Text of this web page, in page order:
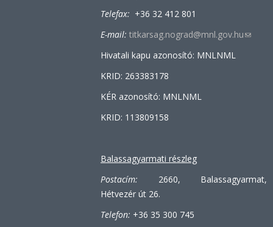
Telefax: +36 32 412 801
E-mail: titkarsag.nograd@mnl.gov.hu(link
Hivatali kapu azonosító: MNLNML
KRID: 263383178
KÉR azonosító: MNLNML
KRID: 113809158
Balassagyarmati részleg
Postacím: 2660, Balassagyarmat,
Hétvezér út 26.
Telefon: +36 35 300 745